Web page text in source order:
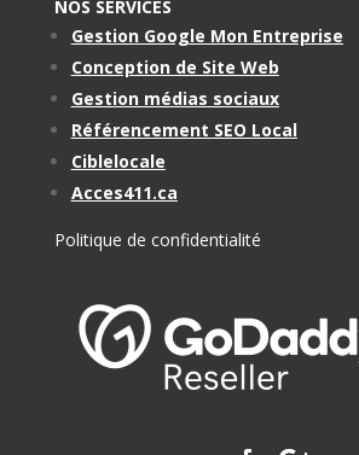
NOS SERVICES
Gestion Google Mon Entreprise
Conception de Site Web
Gestion médias sociaux
Référencement SEO Local
Ciblelocale
Acces411.ca
Politique de confidentialité